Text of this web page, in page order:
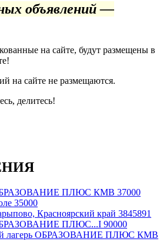
объявлений —
на сайте, будут размещены в
на сайте не размещаются.
делитесь!
ОБРАЗОВАНИЕ ПЛЮС КМВ 37000
35000
Красноярский край 3845891
ПЛЮС...I 90000
лагерь ОБРАЗОВАНИЕ ПЛЮС КМВ